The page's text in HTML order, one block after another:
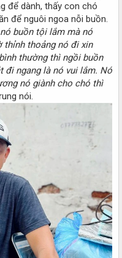
để dành, thấy con chó
để nguôi ngoa nỗi buồn.
buồn tội lắm mà nó
thỉnh thoảng nó đi xin
thường thì ngồi buồn
đi ngang là nó vui lắm. Nó
nó giành cho chó thì
nói.